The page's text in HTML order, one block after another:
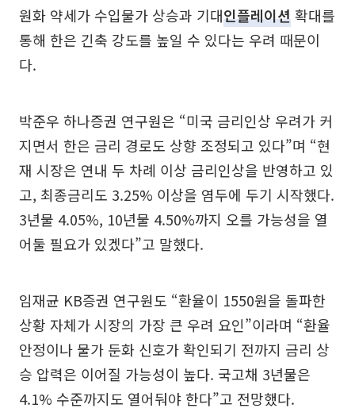
원화 약세가 수입물가 상승과 기대인플레이션확대를
통해 한은 긴축 강도를 높일 수 있다는 우려 때문이
다.
박준우 하나증권 연구원은 “미국 금리인상 우려가 커
지면서 한은 금리 경로도 상향 조정되고 있다”며 “현
재 시장은 연내 두 차례 이상 금리인상을 반영하고 있
고, 최종금리도 3.25% 이상을 염두에 두기 시작했다.
3년물 4.05%, 10년물 4.50%까지 오를 가능성을 열
어둘 필요가 있겠다”고 말했다.
임재균 KB증권 연구원도 “환율이 1550원을 돌파한
상황 자체가 시장의 가장 큰 우려 요인”이라며 “환율
안정이나 물가 둔화 신호가 확인되기 전까지 금리 상
승 압력은 이어질 가능성이 높다. 국고채 3년물은
4.1% 수준까지도 열어둬야 한다”고 전망했다.